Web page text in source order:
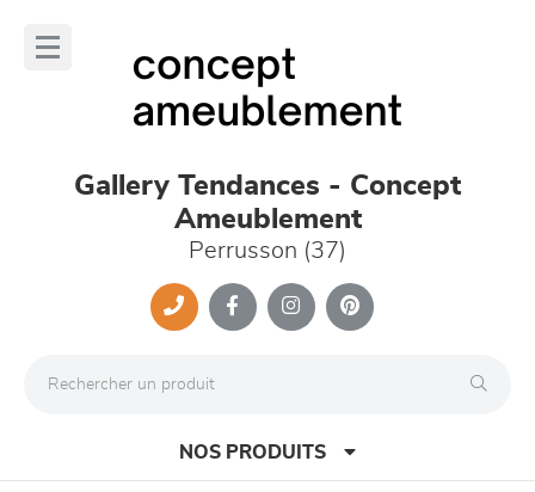
Gallery Tendances - Concept
Ameublement
Perrusson (37)
NOS PRODUITS